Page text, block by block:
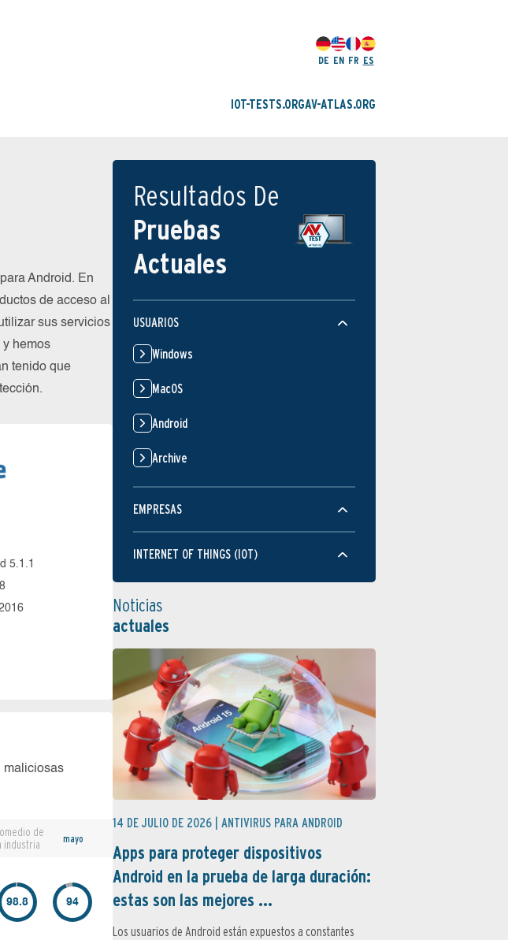
DE EN FR ES
IOT-TESTS.ORGAV-ATLAS.ORG
Android. En
de acceso al
sus servicios
y hemos
tenido que
5.1.1
maliciosas
de
industria
mayo
98.8 94
Resultados De
Pruebas
Actuales
USUARIOS
Windows
MacOS
Android
Archive
EMPRESAS
INTERNET OF THINGS (IOT)
Noticias
actuales
14 DE JULIO DE 2026 | ANTIVIRUS PARA ANDROID
Apps para proteger dispositivos
Android en la prueba de larga duración:
estas son las mejores ...
Los usuarios de Android están expuestos a constantes